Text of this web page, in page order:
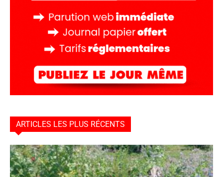
ARTICLES LES PLUS RÉCENTS